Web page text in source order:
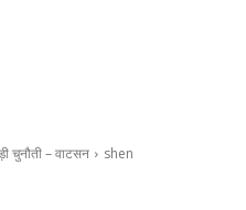
चुनौती – वाटसन shen